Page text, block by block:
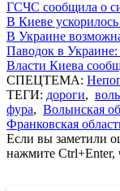
ГСЧС сообщила о
В Киеве
В Украине
Паводок в Украине:
Власти Киева
СПЕЦТЕМА:
ТЕГИ: дороги,
фура, Волынская
Франковская
Если вы заметили
нажмите Ctrl+Enter,